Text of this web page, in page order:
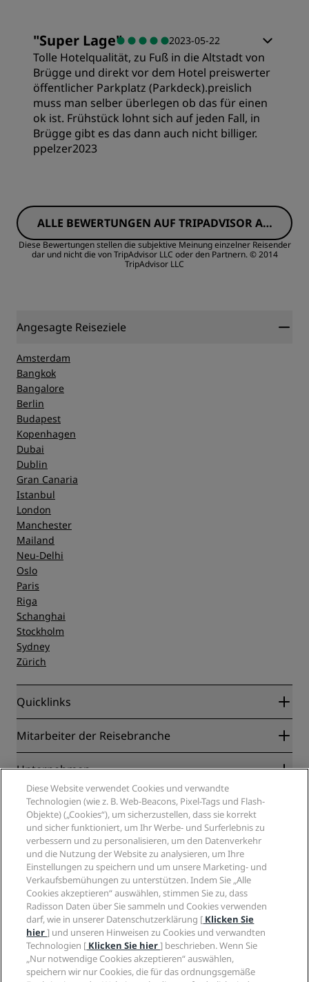
Preis/Leistung
Schlafqualität
Lage
Service
"Super Lage" 2023-05-22
Tolle Hotelqualität, zu Fuß in die Altstadt von
Brügge und direkt vor dem Hotel preiswerter
öffentlicher Parkplatz (Parkdeck).preislich
muss man selber überlegen ob das für einen
ok ist. Frühstück lohnt sich auf jeden Fall, in
Brügge gibt es das dann auch nicht billiger.
ppelzer2023
Preis/Leistung
Sauberkeit
Service
ALLE BEWERTUNGEN AUF TRIPADVISOR AN
ZEIGEN
Diese Bewertungen stellen die subjektive Meinung einzelner Reisender
dar und nicht die von TripAdvisor LLC oder den Partnern. © 2014
TripAdvisor LLC
Angesagte Reiseziele
Amsterdam
Bangkok
Bangalore
Berlin
Budapest
Kopenhagen
Dubai
Dublin
Gran Canaria
Istanbul
London
Manchester
Mailand
Neu-Delhi
Oslo
Paris
Riga
Schanghai
Stockholm
Sydney
Zürich
Quicklinks
Radisson Rewards
Blog
Neue und aufstrebende Hotels
Radisson Hotels APP
„Sports Approved“-Hotels
Familienfreundliche Hotels
Gesundheit & Sicherheit
Mitarbeiter der Reisebranche
Partner
Reisebüros
Unternehmen
Radisson Hotel Group
Medien
Karriere RHG
Karriere PPHE
Karrieren EHL
The Club by RHG
Entwicklungsmöglichkeiten
Responsible Business – Unser Engagement
Einkauf
Rechtliches
Privacy Centre
Rechtliche Hinweise
Radisson Rewards Geschäftsbedingungen
Website-Nutzungsvereinbarung
Digitale Barrierefreiheit
Moderne Sklaverei – Erklärung
Hilfe
Verbrauchermeldungen
Kontakt
FAQ
Inhaltsübersicht
Soziale Medien
Marken von Radisson Hotels
Diese Website verwendet Cookies und verwandte
Technologien (wie z. B. Web-Beacons, Pixel-Tags und Flash-
Objekte) („Cookies“), um sicherzustellen, dass sie korrekt
und sicher funktioniert, um Ihr Werbe- und Surferlebnis zu
verbessern und zu personalisieren, um den Datenverkehr
und die Nutzung der Website zu analysieren, um Ihre
Einstellungen zu speichern und um unsere Marketing- und
Verkaufsbemühungen zu unterstützen. Indem Sie „Alle
Cookies akzeptieren“ auswählen, stimmen Sie zu, dass
Radisson Daten über Sie sammeln und Cookies verwenden
darf, wie in unserer Datenschutzerklärung [ Klicken Sie
hier] und unseren Hinweisen zu Cookies und verwandten
Technologien [ Klicken Sie hier] beschrieben. Wenn Sie
„Nur notwendige Cookies akzeptieren“ auswählen,
speichern wir nur Cookies, die für das ordnungsgemäße